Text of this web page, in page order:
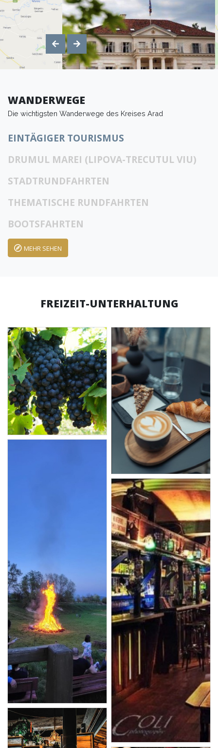
WANDERWEGE
Die wichtigsten Wanderwege des Kreises Arad
EINTÄGIGER TOURISMUS
DRUMUL MAREI (LIPOVA-TRECUTUL VIU)
STADTRUNDFAHRTEN
THEMATISCHE RUNDFAHRTEN
BOOTSFAHRTEN
MEHR SEHEN
FREIZEIT-UNTERHALTUNG